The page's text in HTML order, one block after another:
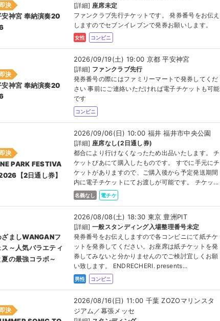
決
安神宮 奉納演奏20
[詳細] 座席未定
ファンクラブ先行チケットです。 発券番号をお伝え
しますのでセブンイレブンで発券お願いします。
女性 コンビニ
決
安神宮 奉納演奏20
2026/09/19(土) 19:00 京都 平安神宮
[詳細] ファンクラブ先行
発券番号の際にはファミリーマートで発券してくだ
さい 事前にご連絡いただければ電子チケットも可能
です
コンビニ
決
PARK FESTIVA
【2日通し券】
2026/09/06(日) 10:00 福井 福井市中央公園
[詳細] 座席なし(2日通し券)
都合により行けなくなったため出品いたします。 チ
ケットぴあにて購入したものです。 すでに手元にチ
ケットがありますので、ご購入後から予定発送期間
内に電子チケットにてお渡しが可能です。 チケッ...
名義なし 電チケ
ざましWANGANフ
ス～人気バラエティ
夏の最強コラボ～
2026/08/08(土) 18:30 東京 豊洲PIT
[詳細]一般スタンディング入場整理番号未定
発券番号をお伝えしますので各コンビニにて紙チケ
ットを発券してください。お座席は紙チケットを発
券してみないと分かりませんのでご検討宜しくお願
い致します。 ENDRECHERI. presents...
男性 コンビニ
決
2026/08/16(日) 11:00 千葉 ZOZOマリンスタ
ジアム／幕張メッセ